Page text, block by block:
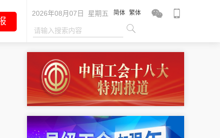
2026年08月07日 星期五 简体 繁体